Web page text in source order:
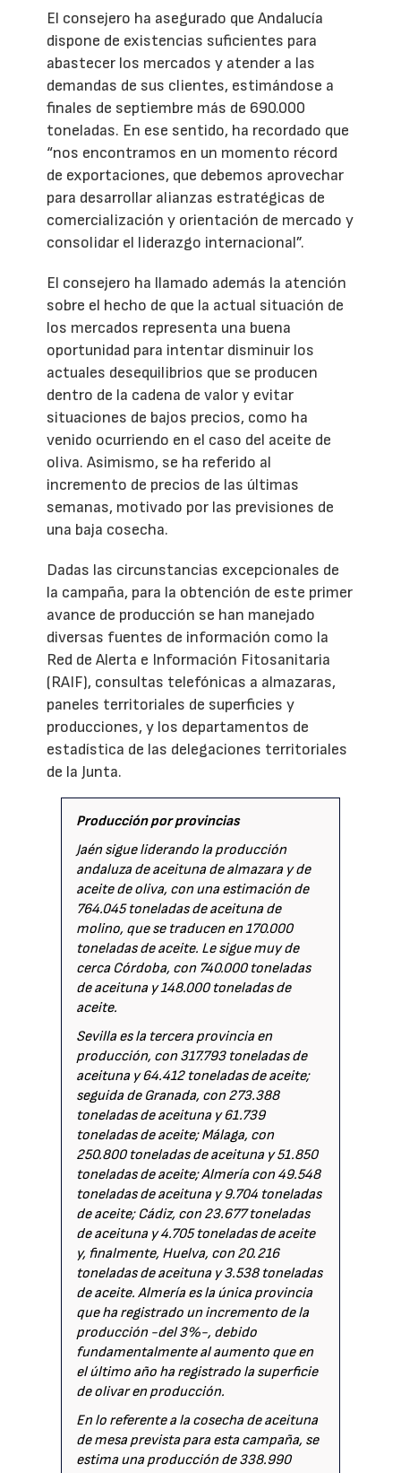
El consejero ha asegurado que Andalucía
dispone de existencias suficientes para
abastecer los mercados y atender a las
demandas de sus clientes, estimándose a
finales de septiembre más de 690.000
toneladas. En ese sentido, ha recordado que
“nos encontramos en un momento récord
de exportaciones, que debemos aprovechar
para desarrollar alianzas estratégicas de
comercialización y orientación de mercado y
consolidar el liderazgo internacional”.
El consejero ha llamado además la atención
sobre el hecho de que la actual situación de
los mercados representa una buena
oportunidad para intentar disminuir los
actuales desequilibrios que se producen
dentro de la cadena de valor y evitar
situaciones de bajos precios, como ha
venido ocurriendo en el caso del aceite de
oliva. Asimismo, se ha referido al
incremento de precios de las últimas
semanas, motivado por las previsiones de
una baja cosecha.
Dadas las circunstancias excepcionales de
la campaña, para la obtención de este primer
avance de producción se han manejado
diversas fuentes de información como la
Red de Alerta e Información Fitosanitaria
(RAIF), consultas telefónicas a almazaras,
paneles territoriales de superficies y
producciones, y los departamentos de
estadística de las delegaciones territoriales
de la Junta.
Producción por provincias
Jaén sigue liderando la producción
andaluza de aceituna de almazara y de
aceite de oliva, con una estimación de
764.045 toneladas de aceituna de
molino, que se traducen en 170.000
toneladas de aceite. Le sigue muy de
cerca Córdoba, con 740.000 toneladas
de aceituna y 148.000 toneladas de
aceite.
Sevilla es la tercera provincia en
producción, con 317.793 toneladas de
aceituna y 64.412 toneladas de aceite;
seguida de Granada, con 273.388
toneladas de aceituna y 61.739
toneladas de aceite; Málaga, con
250.800 toneladas de aceituna y 51.850
toneladas de aceite; Almería con 49.548
toneladas de aceituna y 9.704 toneladas
de aceite; Cádiz, con 23.677 toneladas
de aceituna y 4.705 toneladas de aceite
y, finalmente, Huelva, con 20.216
toneladas de aceituna y 3.538 toneladas
de aceite. Almería es la única provincia
que ha registrado un incremento de la
producción -del 3%-, debido
fundamentalmente al aumento que en
el último año ha registrado la superficie
de olivar en producción.
En lo referente a la cosecha de aceituna
de mesa prevista para esta campaña, se
estima una producción de 338.990